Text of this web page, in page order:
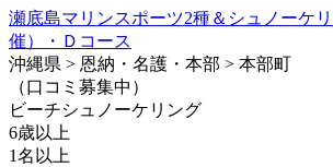
瀬底島マリンスポーツ2種＆シュノーケ
催）・Ｄコース
沖縄県 > 恩納・名護・本部 > 本部町
（口コミ募集中）
ビーチシュノーケリング
6歳以上
1名以上